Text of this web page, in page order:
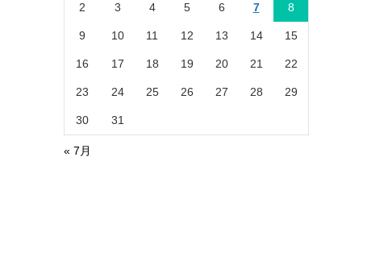
2 3 4 5 6 7 8
9 10 11 12 13 14 15
16 17 18 19 20 21 22
23 24 25 26 27 28 29
30 31
« 7月